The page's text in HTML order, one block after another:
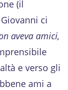
(il
ci
aveva amici,
e verso gli
ami a